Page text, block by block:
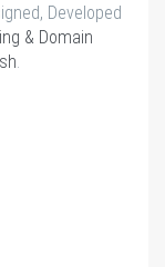
Developed
& Domain